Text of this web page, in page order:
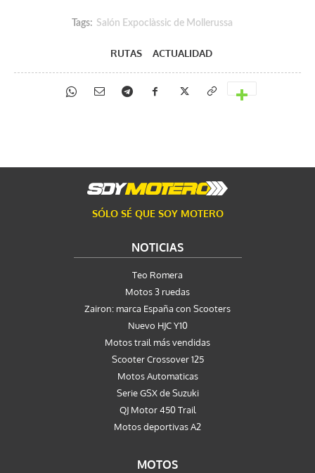
Tags: Salón Expoclàssic de Mollerussa
RUTAS ACTUALIDAD
SÓLO SÉ QUE SOY MOTERO
NOTICIAS
Teo Romera
Motos 3 ruedas
Zairon: marca España con Scooters
Nuevo HJC Y10
Motos trail más vendidas
Scooter Crossover 125
Motos Automaticas
Serie GSX de Suzuki
QJ Motor 450 Trail
Motos deportivas A2
MOTOS